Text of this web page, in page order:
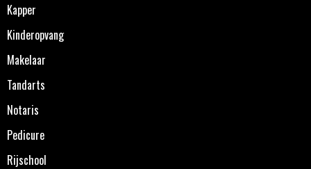
Kapper
Kinderopvang
Makelaar
Tandarts
Notaris
Pedicure
Rijschool